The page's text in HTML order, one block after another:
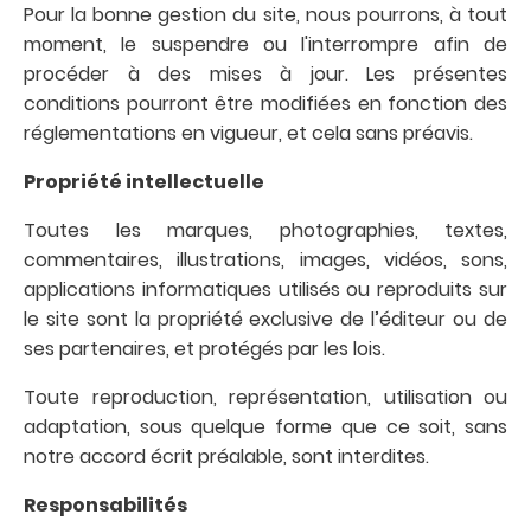
Pour la bonne gestion du site, nous pourrons, à tout
moment, le suspendre ou l'interrompre afin de
procéder à des mises à jour. Les présentes
conditions pourront être modifiées en fonction des
réglementations en vigueur, et cela sans préavis.
Propriété intellectuelle
Toutes les marques, photographies, textes,
commentaires, illustrations, images, vidéos, sons,
applications informatiques utilisés ou reproduits sur
le site sont la propriété exclusive de l’éditeur ou de
ses partenaires, et protégés par les lois.
Toute reproduction, représentation, utilisation ou
adaptation, sous quelque forme que ce soit, sans
notre accord écrit préalable, sont interdites.
Responsabilités